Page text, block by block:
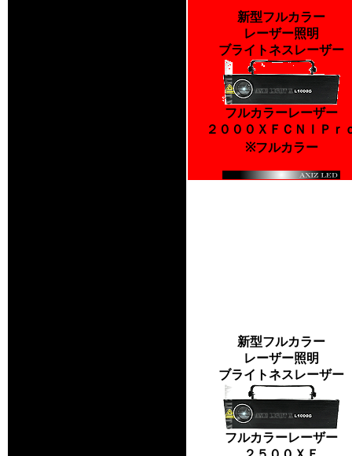
新型フルカラー
レーザー照明
ブライトネスレーザー
フルカラーレーザー
２０００ＸＦＣＮＩＰｒ
※フルカラー
新型フルカラー
レーザー照明
ブライトネスレーザー
フルカラーレーザー